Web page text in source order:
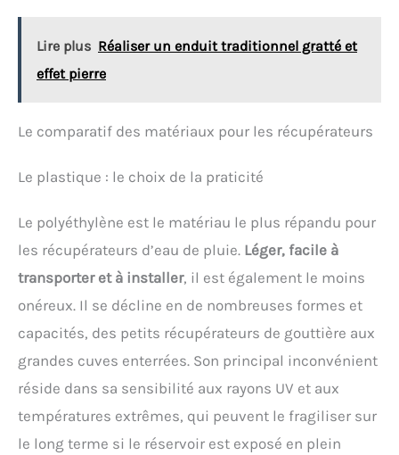
communale – collecte d’eau de pluie est une
Lire plus Réaliser un enduit traditionnel gratté et
effet pierre
Le comparatif des matériaux pour les récupérateurs
Le plastique : le choix de la praticité
Le polyéthylène est le matériau le plus répandu pour
les récupérateurs d’eau de pluie. Léger, facile à
transporter et à installer, il est également le moins
onéreux. Il se décline en de nombreuses formes et
capacités, des petits récupérateurs de gouttière aux
grandes cuves enterrées. Son principal inconvénient
réside dans sa sensibilité aux rayons UV et aux
températures extrêmes, qui peuvent le fragiliser sur
le long terme si le réservoir est exposé en plein